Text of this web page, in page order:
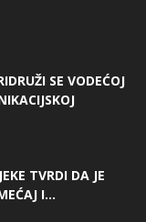
SE VODEĆOJ
TVRDI DA JE
I...